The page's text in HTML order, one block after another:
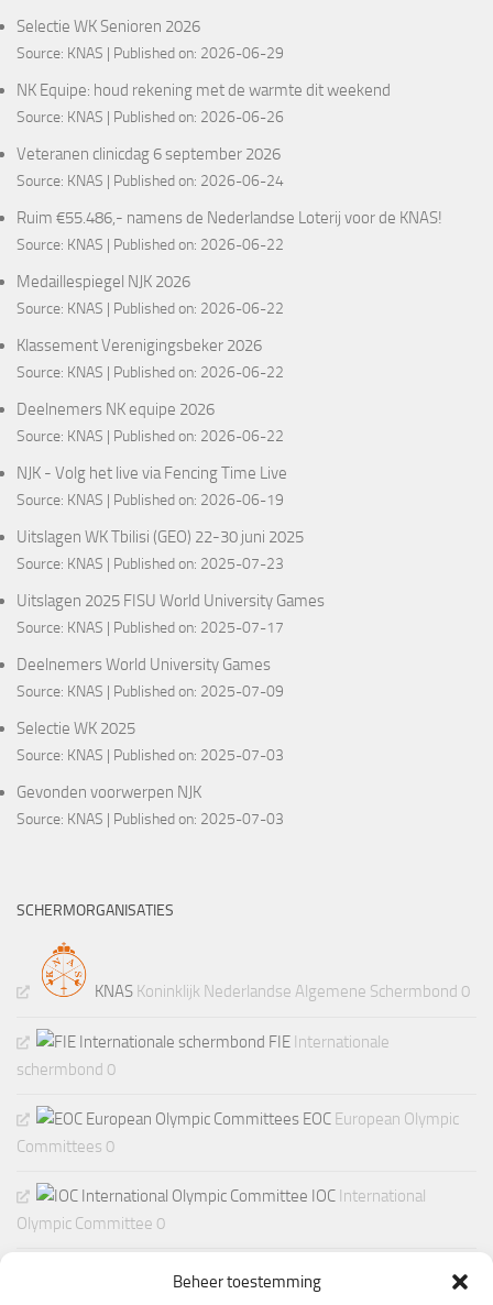
Beheer toestemming
Selectie WK Senioren 2026
Source: KNAS Published on: 2026-06-29
NK Equipe: houd rekening met de warmte dit weekend
Source: KNAS Published on: 2026-06-26
Veteranen clinicdag 6 september 2026
Source: KNAS Published on: 2026-06-24
Ruim €55.486,- namens de Nederlandse Loterij voor de KNAS!
Source: KNAS Published on: 2026-06-22
Medaillespiegel NJK 2026
Source: KNAS Published on: 2026-06-22
Klassement Verenigingsbeker 2026
Source: KNAS Published on: 2026-06-22
Deelnemers NK equipe 2026
Source: KNAS Published on: 2026-06-22
NJK - Volg het live via Fencing Time Live
Source: KNAS Published on: 2026-06-19
Uitslagen WK Tbilisi (GEO) 22-30 juni 2025
Source: KNAS Published on: 2025-07-23
Uitslagen 2025 FISU World University Games
Source: KNAS Published on: 2025-07-17
Deelnemers World University Games
Source: KNAS Published on: 2025-07-09
Selectie WK 2025
Source: KNAS Published on: 2025-07-03
Gevonden voorwerpen NJK
Source: KNAS Published on: 2025-07-03
SCHERMORGANISATIES
KNAS Koninklijk Nederlandse Algemene Schermbond 0
FIE Internationale
schermbond 0
EOC European Olympic
Committees 0
IOC International
Olympic Committee 0